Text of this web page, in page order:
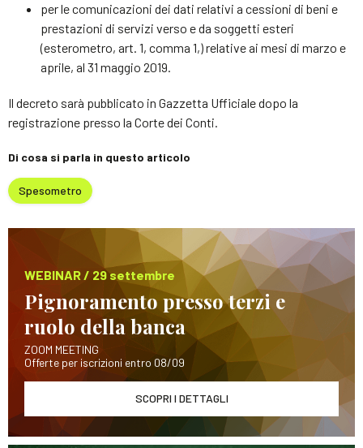
per le comunicazioni dei dati relativi a cessioni di beni e
prestazioni di servizi verso e da soggetti esteri
(esterometro, art. 1, comma 1,) relative ai mesi di marzo e
aprile, al 31 maggio 2019.
Il decreto sarà pubblicato in Gazzetta Ufficiale dopo la
registrazione presso la Corte dei Conti.
Di cosa si parla in questo articolo
Spesometro
WEBINAR / 29 settembre
Pignoramento presso terzi e
ruolo della banca
ZOOM MEETING
Offerte per iscrizioni entro 08/09
SCOPRI I DETTAGLI